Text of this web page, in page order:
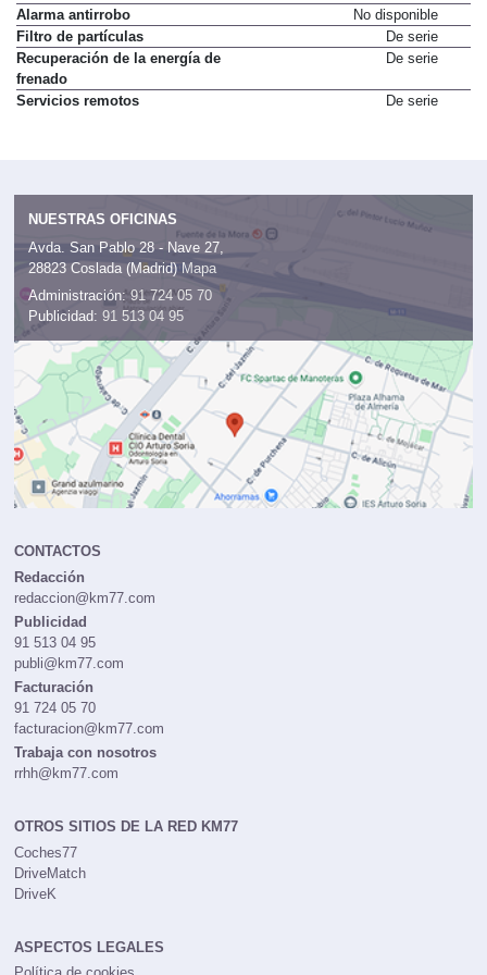
Alarma antirrobo
No disponible
Filtro de partículas
De serie
Recuperación de la energía de
frenado
De serie
Servicios remotos De serie
NUESTRAS OFICINAS
Avda. San Pablo 28 - Nave 27,
28823 Coslada (Madrid) Mapa
Administración: 91 724 05 70
Publicidad: 91 513 04 95
CONTACTOS
Redacción
redaccion@km77.com
Publicidad
91 513 04 95
publi@km77.com
Facturación
91 724 05 70
facturacion@km77.com
Trabaja con nosotros
rrhh@km77.com
OTROS SITIOS DE LA RED KM77
Coches77
DriveMatch
DriveK
ASPECTOS LEGALES